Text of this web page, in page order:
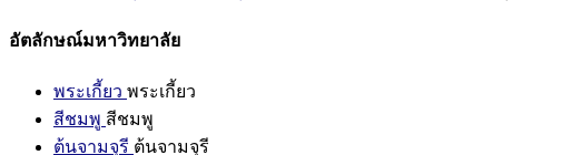
อัตลักษณ์มหาวิทยาลัย
พระเกี้ยว พระเกี้ยว
สีชมพู สีชมพู
ต้นจามจุรี ต้นจามจุรี